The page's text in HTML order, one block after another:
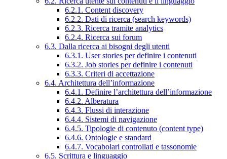
6.2.1. Content discovery
6.2.2. Dati di ricerca (search keywords)
6.2.3. Ricerca tramite analytics
6.2.4. Ricerca sui forum
6.3. Dalla ricerca ai bisogni degli utenti
6.3.1. User stories per definire i contenuti
6.3.2. Job stories per definire i contenuti
6.3.3. Criteri di accettazione
6.4. Architettura dell’informazione
6.4.1. Definire l’architettura dell’informazione
6.4.2. Alberatura
6.4.3. Flussi di interazione
6.4.4. Sistemi di navigazione
6.4.5. Tipologie di contenuto (content type)
6.4.6. Ontologie e standard
6.4.7. Vocabolari controllati e tassonomie
6.5. Scrittura e linguaggio